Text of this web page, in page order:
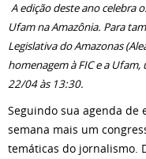
A edição deste ano celebra
Ufam na Amazônia. Para
Legislativa do Amazonas
homenagem à FIC e a
22/04 às 13:30.
Seguindo sua agenda de
semana mais um
temáticas do jornalismo.